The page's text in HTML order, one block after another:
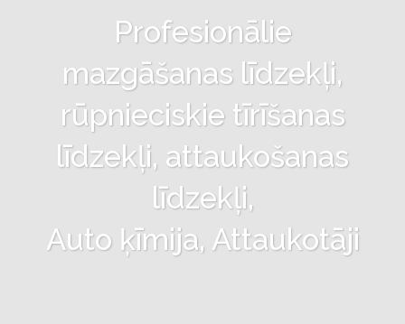
Profesionālie
mazgāšanas līdzekļi,
rūpnieciskie tīrīšanas
līdzekļi, attaukošanas
līdzekļi,
Auto ķīmija, Attaukotāji